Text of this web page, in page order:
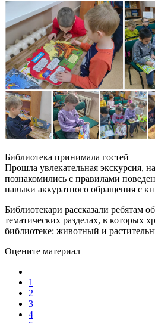
Библиотека принимала гостей
Прошла увлекательная экскурсия,
познакомились с правилами
навыки аккуратного обращения с
Библиотекари рассказали ребятам
тематических разделах, в которых
библиотеке: животный и
Оцените материал
1
2
3
4